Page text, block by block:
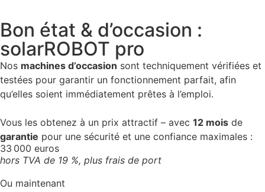
Bon état & d’occasion :
solarROBOT pro
Nos machines d’occasion sont techniquement vérifiées et
testées pour garantir un fonctionnement parfait, afin
qu’elles soient immédiatement prêtes à l’emploi.
Vous les obtenez à un prix attractif – avec 12 mois de
garantie pour une sécurité et une confiance maximales :
33 000 euros
hors TVA de 19 %, plus frais de port
Ou maintenant